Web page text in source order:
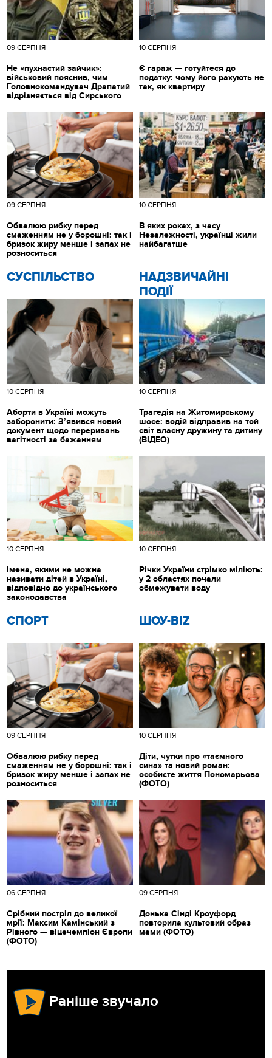
09 СЕРПНЯ
Не «пухнастий зайчик»:
військовий пояснив, чим
Головнокомандувач Драпатий
відрізняється від Сирського
10 СЕРПНЯ
Є гараж — готуйтеся до
податку: чому його рахують не
так, як квартиру
CУСПІЛЬСТВО
10 СЕРПНЯ
Аборти в Україні можуть
заборонити: З’явився новий
документ щодо переривань
вагітності за бажанням
НАДЗВИЧАЙНІ
ПОДІЇ
10 СЕРПНЯ
Трагедія на Житомирському
шосе: водій відправив на той
світ власну дружину та дитину
(ВІДЕО)
СПОРТ
09 СЕРПНЯ
Обвалюю рибку перед
смаженням не у борошні: так і
бризок жиру менше і запах не
розноситься
ШОУ-BIZ
10 СЕРПНЯ
Діти, чутки про «таємного
сина» та новий роман:
особисте життя Пономарьова
(ФОТО)
09 СЕРПНЯ
Обвалюю рибку перед
смаженням не у борошні: так і
бризок жиру менше і запах не
розноситься
10 СЕРПНЯ
В яких роках, з часу
Незалежності, українці жили
найбагатше
10 СЕРПНЯ
Імена, якими не можна
називати дітей в Україні,
відповідно до українського
законодавства
10 СЕРПНЯ
Річки України стрімко міліють:
у 2 областях почали
обмежувати воду
06 СЕРПНЯ
Срібний постріл до великої
мрії: Максим Камінський з
Рівного — віцечемпіон Європи
(ФОТО)
09 СЕРПНЯ
Донька Сінді Кроуфорд
повторила культовий образ
мами (ФОТО)
Раніше звучало